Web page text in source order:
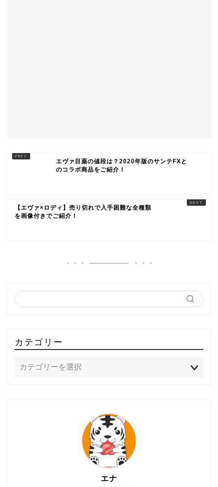
エヴァ目薬の値段は？2020年版のサンテFXと
のコラボ商品をご紹介！
【エヴァ×ロディ】売り切れで入手困難な全種類
を画像付きでご紹介！
カテゴリー
エナ